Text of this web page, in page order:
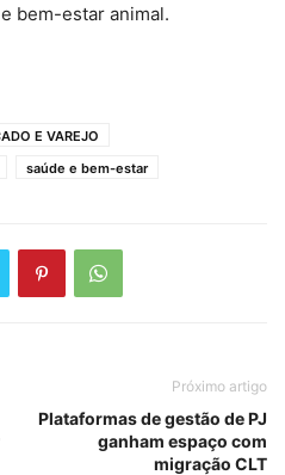
bem-estar animal.
E VAREJO
saúde e bem-estar
Próximo artigo
Plataformas de gestão de PJ
ganham espaço com
migração CLT